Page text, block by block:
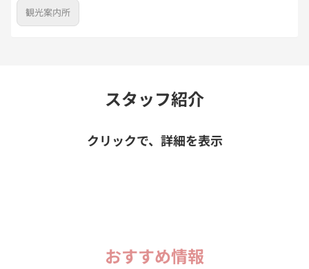
観光案内所
スタッフ紹介
クリックで、詳細を表示
おすすめ情報